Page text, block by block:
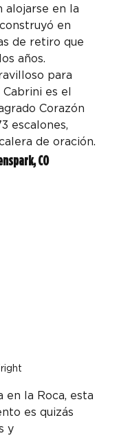
alojarse en la
en
de retiro que
años.
para
es el
Corazón
escalones,
de oración.
CO
en la Roca, esta
es quizás
y